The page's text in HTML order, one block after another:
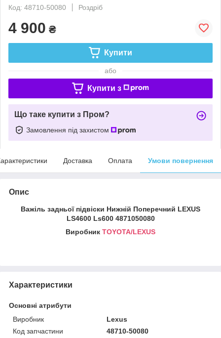
Код: 48710-50080
Роздріб
4 900 ₴
Купити
або
Купити з
Що таке купити з Пром?
Замовлення під захистом
Доставка Оплата Умови повернення
Опис
Важіль задньої підвіски Нижній Поперечний LEXUS
LS4600 Ls600 4871050080
Виробник TOYOTA/LEXUS
Характеристики
Основні атрибути
Виробник
Lexus
Код запчастини
48710-50080